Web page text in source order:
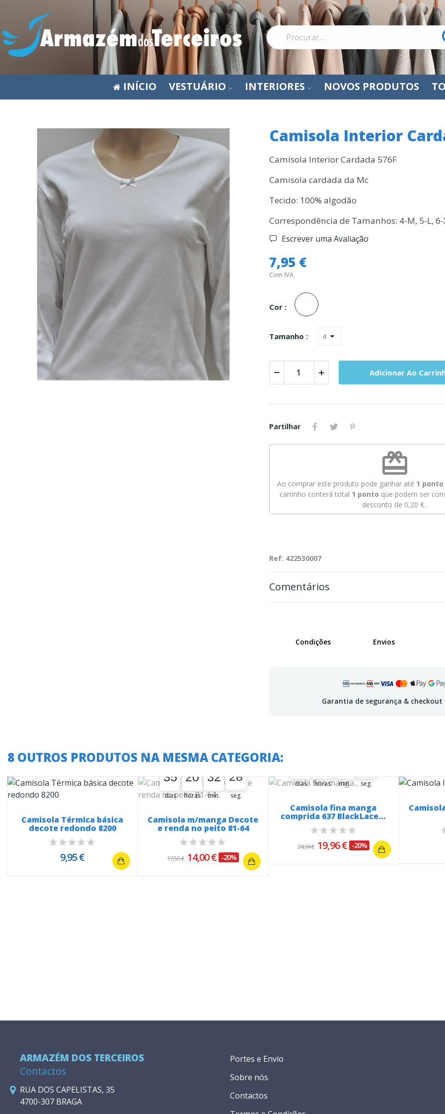
INÍCIO VESTUÁRIO INTERIORES NOVOS PRODUTOS
Camisola Interior
Camisola Interior Cardada 576F
Camisola cardada da Mc
Tecido: 100% algodão
Correspondência de Tamanhos: 4-M, 5-L, 6-
Escrever uma Avaliação
7,95 €
Com IVA
Cor :
Branco
Tamanho :
Adicionar Ao
Partilhar
redeem
Ao comprar este produto pode ganhar até 1
carrinho conterá total 1 ponto que podem ser
desconto de 0,20 € .
Ref: 422530007
Comentários
Condições Envios
Garantia de segurança & checkout
8 OUTROS PRODUTOS NA MESMA CATEGORIA:
Camisola Térmica básica
decote redondo 8200
9,95 €
A oferta termina em:
35
35
00
dias
20
20
00
horas
32
32
00
min.
28
27
28
seg.
Camisola m/manga Decote
e renda no peito 81-64
17,50 € 14,00 € -20%
dias horas min. seg.
Camisola fina manga
comprida 637 BlackLace...
24,94 € 19,96 € -20%
ARMAZÉM DOS TERCEIROS
Contactos
RUA DOS CAPELISTAS, 35
4700-307 BRAGA
Portes e Envio
Sobre nós
Contactos